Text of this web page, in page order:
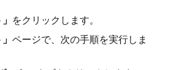
をクリックします。
ページで、次の手順を実行しま